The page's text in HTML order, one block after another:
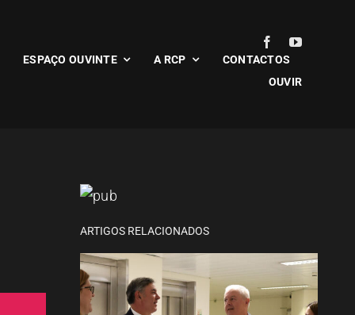
ESPAÇO OUVINTE A RCP
CONTACTOS
OUVIR
ARTIGOS RELACIONADOS